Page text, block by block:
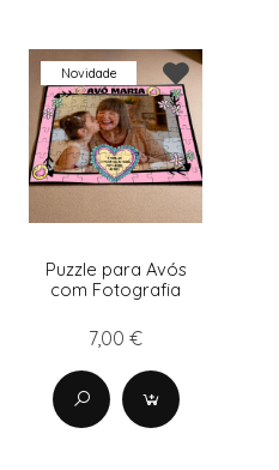
Novidade
Puzzle para Avós
com Fotografia
7,00 €